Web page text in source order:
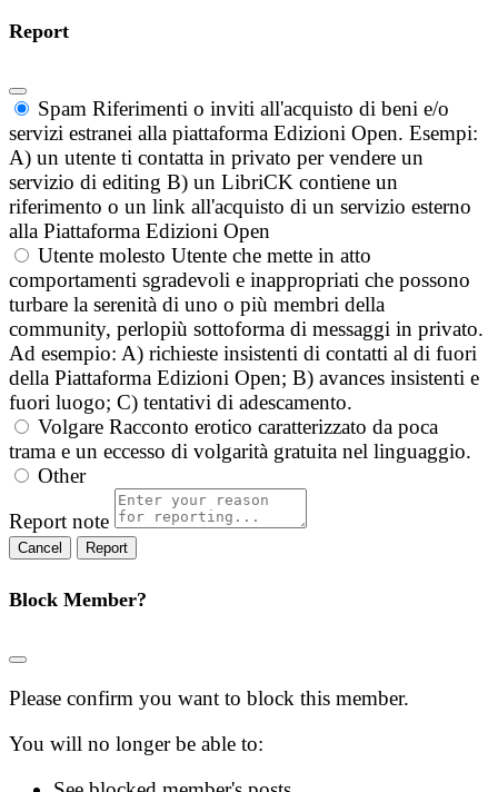
Report
Spam Riferimenti o inviti all'acquisto di beni e/o
servizi estranei alla piattaforma Edizioni Open. Esempi:
A) un utente ti contatta in privato per vendere un
servizio di editing B) un LibriCK contiene un
riferimento o un link all'acquisto di un servizio esterno
alla Piattaforma Edizioni Open
Utente molesto Utente che mette in atto
comportamenti sgradevoli e inappropriati che possono
turbare la serenità di uno o più membri della
community, perlopiù sottoforma di messaggi in privato.
Ad esempio: A) richieste insistenti di contatti al di fuori
della Piattaforma Edizioni Open; B) avances insistenti e
fuori luogo; C) tentativi di adescamento.
Volgare Racconto erotico caratterizzato da poca
trama e un eccesso di volgarità gratuita nel linguaggio.
Other
Report note
Report
Block Member?
Please confirm you want to block this member.
You will no longer be able to: